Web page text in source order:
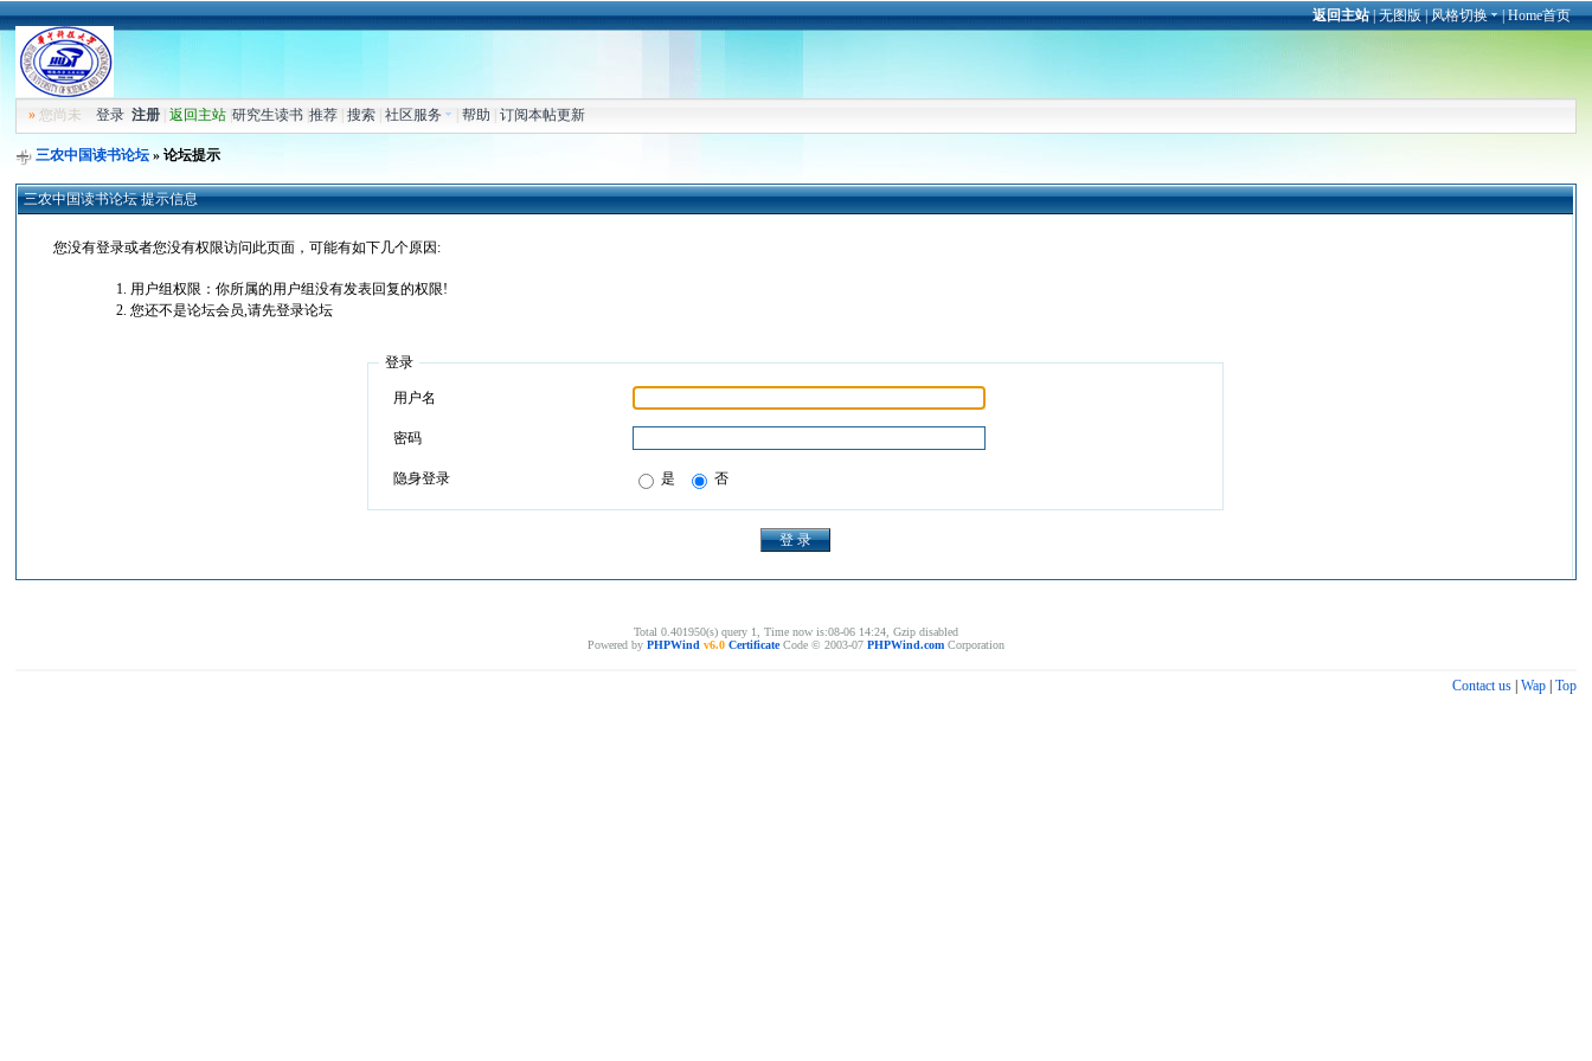
返回主站|无图版|风格切换 |Home首页
» 您尚未登录 注册 |返回主站 |研究生读书 |推荐 |搜索 |社区服务 |帮助 |订阅本帖更新
三农中国读书论坛» 论坛提示
三农中国读书论坛 提示信息
您没有登录或者您没有权限访问此页面，可能有如下几个原因:
用户组权限：你所属的用户组没有发表回复的权限!
您还不是论坛会员,请先登录论坛
登录
用户名
密码
隐身登录 是 否
Total 0.401950(s) query 1, Time now is:08-06 14:24, Gzip disabled
Powered by PHPWind v6.0 CertificateCode © 2003-07 PHPWind.com Corporation
Contact us| Wap| Top